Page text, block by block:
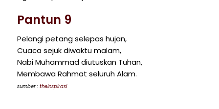
Pantun 9
Pelangi petang selepas hujan,
Cuaca sejuk diwaktu malam,
Nabi Muhammad diutuskan Tuhan,
Membawa Rahmat seluruh Alam.
sumber : theinspirasi